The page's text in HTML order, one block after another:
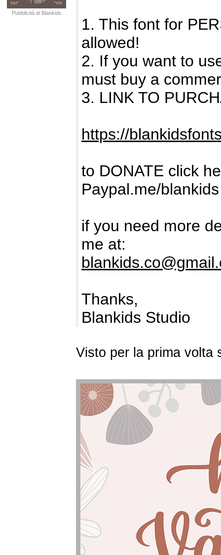
Pubblicità di Blankids
1. This font for
allowed!
2. If you want to
must buy a
3. LINK TO
https://
to DONATE click
Paypal.me/blankids
if you need more
me at:
Thanks,
Blankids Studio
Visto per la prima volta